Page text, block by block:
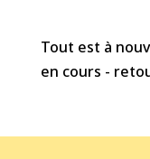
Tout est à
en cours -